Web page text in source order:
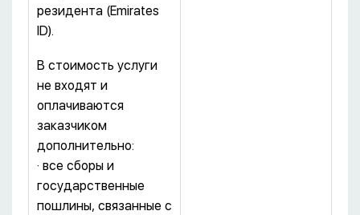
резидента (Emirates
ID).
В стоимость услуги
не входят и
оплачиваются
заказчиком
дополнительно:
· все сборы и
государственные
пошлины, связанные с